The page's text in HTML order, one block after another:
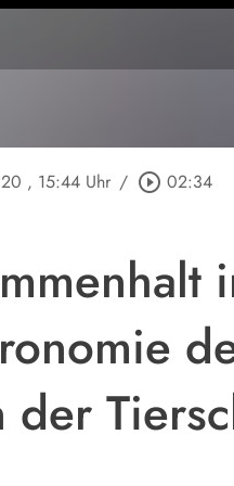
, 15:44 Uhr / play_circle_outline 02:34
der